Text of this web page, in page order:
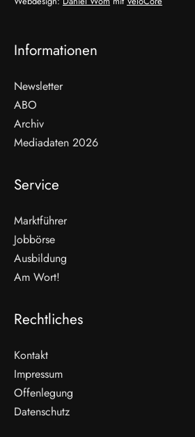
Informationen
Newsletter
ABO
Archiv
Mediadaten 2026
Service
Marktführer
Jobbörse
Ausbildung
Am Wort!
Rechtliches
Kontakt
Impressum
Offenlegung
Datenschutz